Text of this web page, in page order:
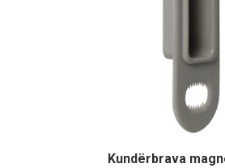
Kundërbrava